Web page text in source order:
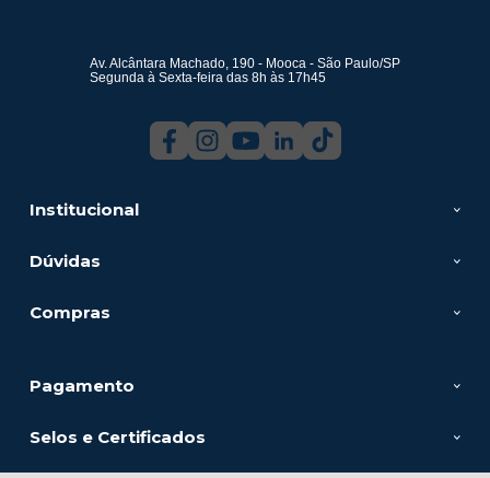
Institucional
Dúvidas
Compras
Av. Alcântara Machado, 190 - Mooca - São Paulo/SP
Segunda à Sexta-feira das 8h às 17h45
Pagamento
Selos e Certificados